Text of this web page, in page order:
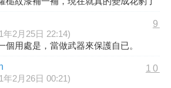
年2月25日 22:14)
9
個用處是，當做武器來保護自已。
年2月26日 00:21)
10